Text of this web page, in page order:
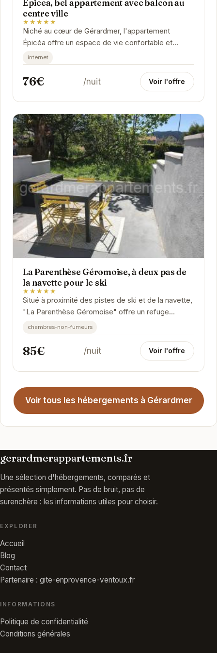
Epicea, bel appartement avec balcon au
centre ville
★★★★★
Niché au cœur de Gérardmer, l'appartement
Épicéa offre un espace de vie confortable et
moderne. Son balcon est idéal pour savourer un
café...
internet
76€ /nuit Voir l'offre
La Parenthèse Géromoise, à deux pas de
la navette pour le ski
★★★★★
Situé à proximité des pistes de ski et de la navette,
"La Parenthèse Géromoise" offre un refuge
paisible après une journée d'activités en...
chambres-non-fumeurs
85€ /nuit Voir l'offre
Voir tous les hébergements à Gérardmer
gerardmerappartements.fr
Une sélection d'hébergements, comparés et
présentés simplement. Pas de bruit, pas de
surenchère : les informations utiles pour choisir.
EXPLORER
Accueil
Blog
Contact
Partenaire : gite-enprovence-ventoux.fr
INFORMATIONS
Politique de confidentialité
Conditions générales